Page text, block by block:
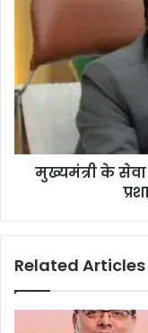
मुख्यमंत्री के
Related Articles